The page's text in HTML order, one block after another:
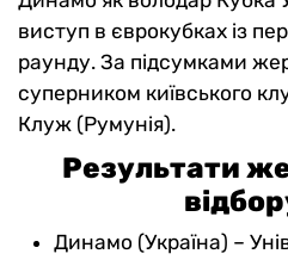
виступ в єврокубках із
раунду. За підсумками
суперником київського
Клуж (Румунія).
Результати
Динамо (Україна) –